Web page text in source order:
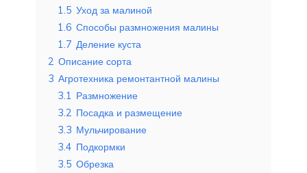
1.5 Уход за малиной
1.6 Способы размножения малины
1.7 Деление куста
2 Описание сорта
3 Агротехника ремонтантной малины
3.1 Размножение
3.2 Посадка и размещение
3.3 Мульчирование
3.4 Подкормки
3.5 Обрезка